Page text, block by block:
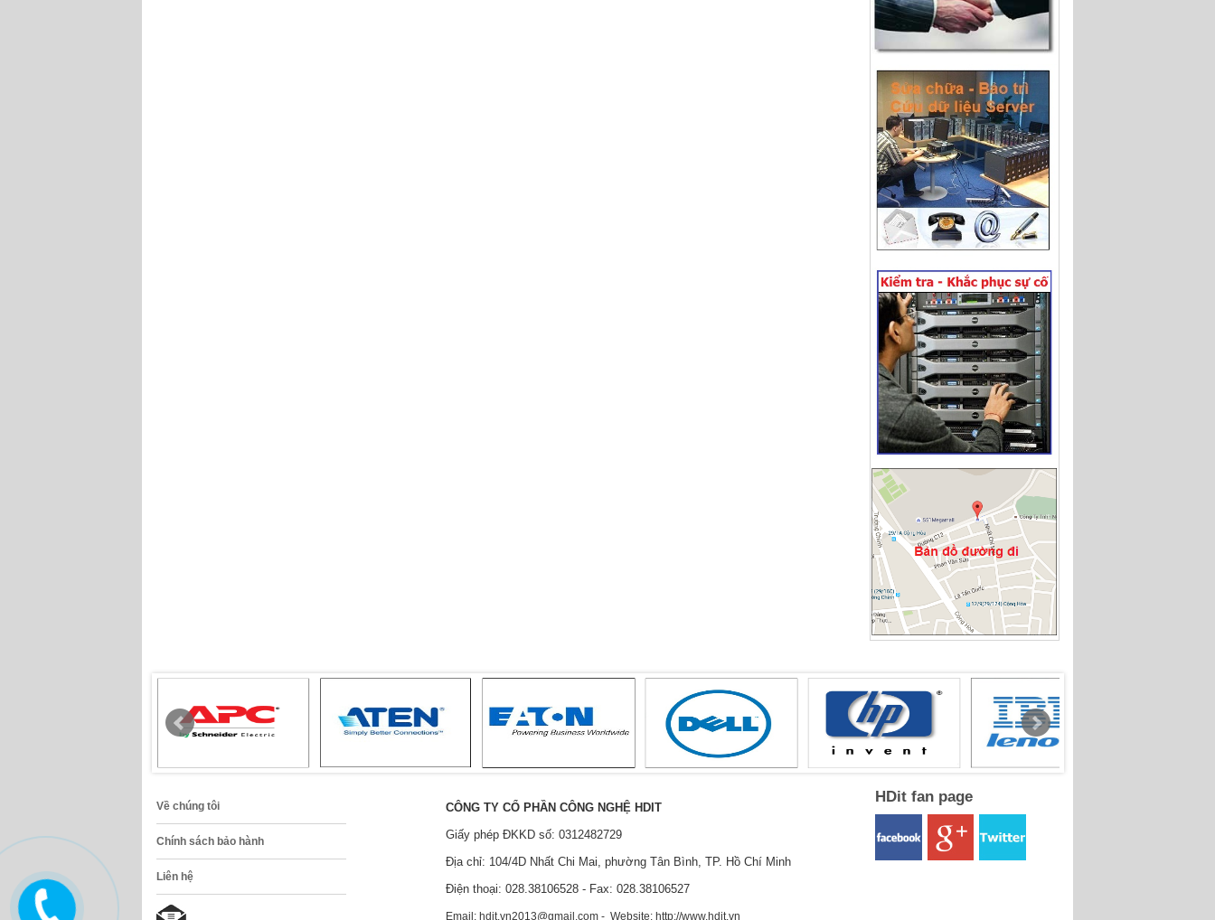
Về chúng tôi
Chính sách bảo hành
Liên hệ
CÔNG TY CỔ PHẦN CÔNG NGHỆ HDIT
Giấy phép ĐKKD số: 0312482729
Địa chỉ: 104/4D Nhất Chi Mai, phường Tân Bình, TP. Hồ Chí Minh
Điện thoại: 028.38106528 - Fax: 028.38106527
Email: hdit.vn2013@gmail.com - Website: http://www.hdit.vn
HDit fan page